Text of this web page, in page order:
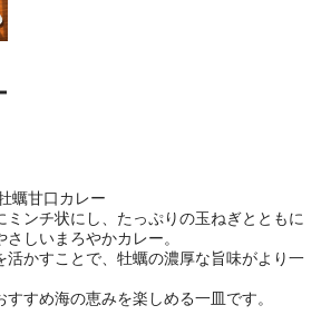
蠣甘口カレー
ミンチ状にし、たっぷりの玉ねぎとともに
しいまろやかカレー。
活かすことで、牡蠣の濃厚な旨味がより一
すすめ海の恵みを楽しめる一皿です。